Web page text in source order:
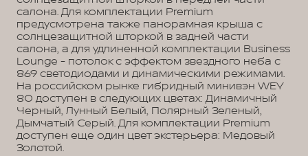
салона. Для комплектации Premium
предусмотрена также панорамная крыша с
солнцезащитной шторкой в задней части
салона, а для удлиненной комплектации Business
Lounge - потолок с эффектом звездного неба с
869 светодиодами и динамическими режимами.
На российском рынке гибридный минивэн WEY
80 доступен в следующих цветах: Динамичный
Черный, Лунный Белый, Полярный Зеленый,
Дымчатый Серый. Для комплектации Premium
доступен еще один цвет экстерьера: Медовый
Золотой.